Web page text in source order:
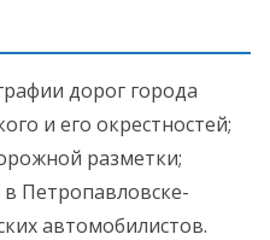
дорог города
и его окрестностей;
разметки;
Петропавловске-
автомобилистов.